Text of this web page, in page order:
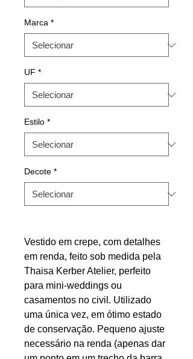
Marca *
UF *
Estilo *
Decote *
Vestido em crepe, com detalhes
em renda, feito sob medida pela
Thaisa Kerber Atelier, perfeito
para mini-weddings ou
casamentos no civil. Utilizado
uma única vez, em ótimo estado
de conservação. Pequeno ajuste
necessário na renda (apenas dar